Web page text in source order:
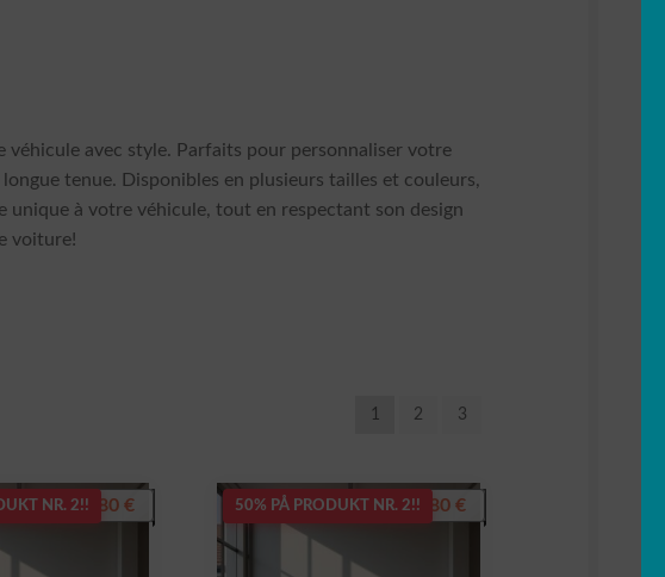
avec style. Parfaits pour personnaliser votre
tenue. Disponibles en plusieurs tailles et couleurs,
unique à votre véhicule, tout en respectant son design
voiture!
1 2 3
NR. 2!!7,80€ 50% PÅ PRODUKT NR. 2!!7,80 €